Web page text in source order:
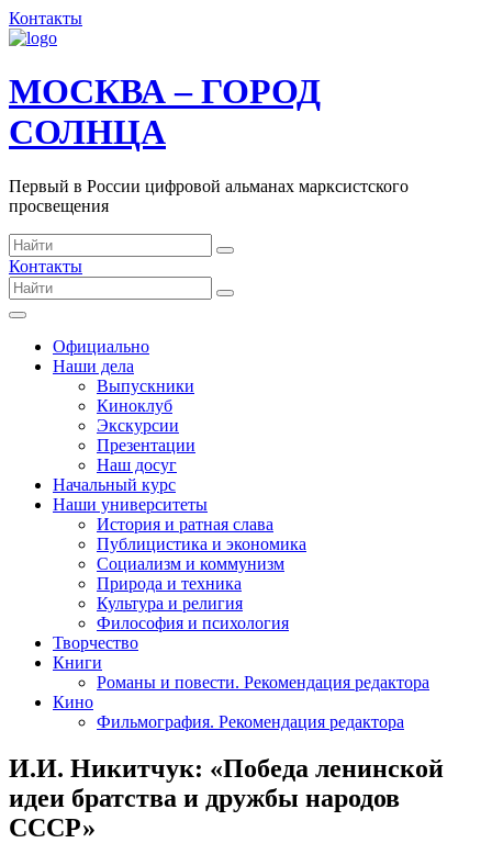
Контакты
МОСКВА – ГОРОД
СОЛНЦА
Первый в России цифровой альманах марксистского
просвещения
Контакты
Официально
Наши дела
Выпускники
Киноклуб
Экскурсии
Презентации
Наш досуг
Начальный курс
Наши университеты
История и ратная слава
Публицистика и экономика
Социализм и коммунизм
Природа и техника
Культура и религия
Философия и психология
Творчество
Книги
Романы и повести. Рекомендация редактора
Кино
Фильмография. Рекомендация редактора
И.И. Никитчук: «Победа ленинской
идеи братства и дружбы народов
СССР»